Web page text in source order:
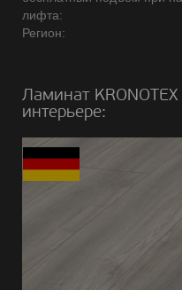
лифта:
Регион:
Ламинат
интерьере: